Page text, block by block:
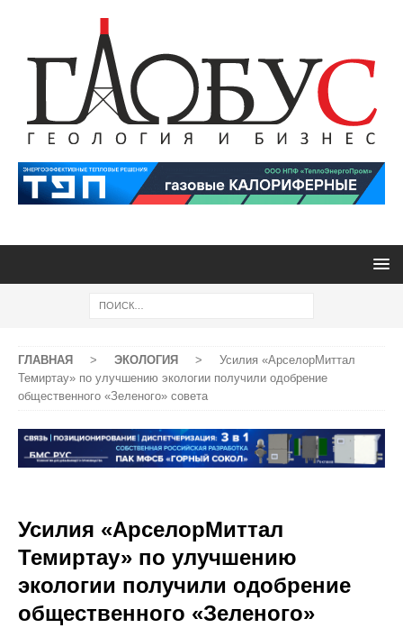
ГЛАВНАЯ > ЭКОЛОГИЯ >
Усилия «АрселорМиттал
Темиртау» по улучшению экологии получили одобрение
общественного «Зеленого» совета
Усилия «АрселорМиттал
Темиртау» по улучшению
экологии получили одобрение
общественного «Зеленого»